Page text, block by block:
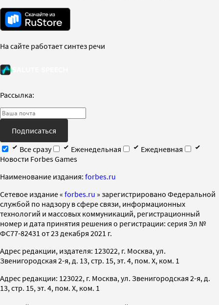
На сайте работает синтез речи
Рассылка:
Подписаться
Все сразу
Еженедельная
Ежедневная
Новости Forbes Games
Наименование издания: forbes.ru
Cетевое издание « forbes.ru » зарегистрировано Федеральной
службой по надзору в сфере связи, информационных
технологий и массовых коммуникаций, регистрационный
номер и дата принятия решения о регистрации: серия Эл №
ФС77-82431 от 23 декабря 2021 г.
Адрес редакции, издателя: 123022, г. Москва, ул.
Звенигородская 2-я, д. 13, стр. 15, эт. 4, пом. X, ком. 1
Адрес редакции: 123022, г. Москва, ул. Звенигородская 2-я, д.
13, стр. 15, эт. 4, пом. X, ком. 1